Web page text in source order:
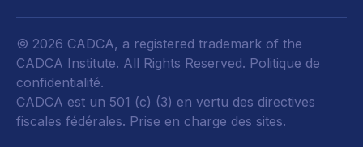
© 2026 CADCA, a registered trademark of the
CADCA Institute. All Rights Reserved. Politique de
confidentialité.
CADCA est un 501 (c) (3) en vertu des directives
fiscales fédérales. Prise en charge des sites.